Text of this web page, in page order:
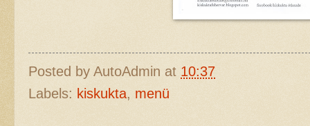
Posted by AutoAdmin at 10:37
Labels: kiskukta, menü